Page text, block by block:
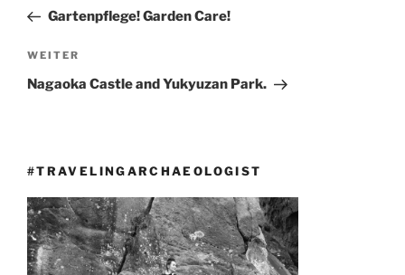
Beitrag
Gartenpflege! Garden Care!
Nächster
Beitrag
WEITER
Nagaoka Castle and Yukyuzan Park.
#TRAVELINGARCHAEOLOGIST